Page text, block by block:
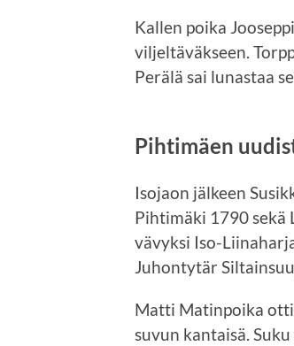
Kallen poika
viljeltäväkseen.
Perälä sai lunastaa
Pihtimäen
Isojaon jälkeen
Pihtimäki 1790 sekä
vävyksi Iso-
Juhontytär
Matti Matinpoika otti
suvun kantaisä.